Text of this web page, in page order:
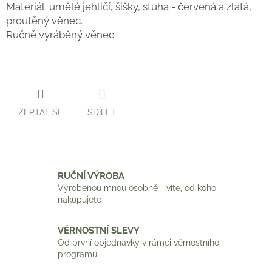
Materiál: umělé jehličí, šišky, stuha - červená a zlatá,
proutěný věnec.
Ručně vyráběný věnec.
ZEPTAT SE SDÍLET
RUČNÍ VÝROBA
Vyrobenou mnou osobně - víte, od koho
nakupujete
VĚRNOSTNÍ SLEVY
Od první objednávky v rámci věrnostního
programu